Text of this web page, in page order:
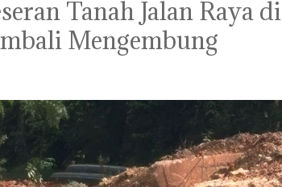
Tanah Jalan Raya di
Mengembung